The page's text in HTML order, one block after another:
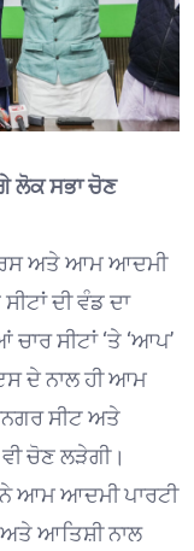
ਲੋਕ ਸਭਾ ਚੋਣ
ਅਤੇ ਆਮ ਆਦਮੀ
ਦੀ ਵੰਡ ਦਾ
ਸੀਟਾਂ ‘ਤੇ ‘ਆਪ’
ਦੇ ਨਾਲ ਹੀ ਆਮ
ਸੀਟ ਅਤੇ
ਚੋਣ ਲੜੇਗੀ।
ਆਮ ਆਦਮੀ ਪਾਰਟੀ
ਆਤਿਸ਼ੀ ਨਾਲ